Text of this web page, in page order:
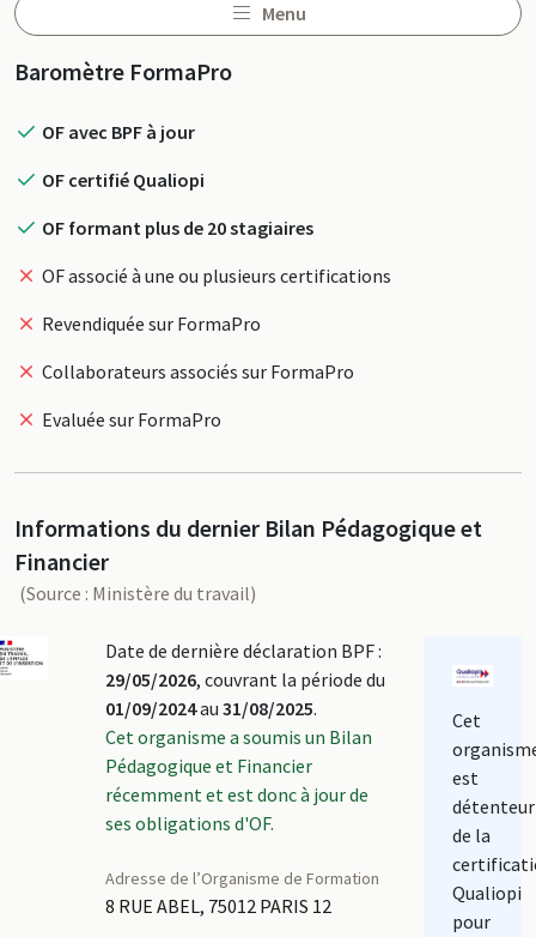
Menu
Profil
Baromètre FormaPro
OF avec BPF à jour
OF certifié Qualiopi
OF formant plus de 20 stagiaires
OF associé à une ou plusieurs certifications
Revendiquée sur FormaPro
Collaborateurs associés sur FormaPro
Evaluée sur FormaPro
Informations du dernier Bilan Pédagogique et
Financier
(Source : Ministère du travail)
Date de dernière déclaration BPF :
29/05/2026, couvrant la période du
01/09/2024au 31/08/2025.
Cet organisme a soumis un Bilan
Pédagogique et Financier
récemment et est donc à jour de
ses obligations d'OF.
Adresse de l’Organisme de Formation
8 RUE ABEL, 75012 PARIS 12
Cet
est
détenteur
de la
Qualiopi
pour